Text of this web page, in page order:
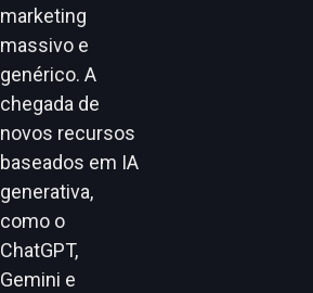
marketing
massivo e
genérico. A
chegada de
novos recursos
baseados em IA
generativa,
como o
ChatGPT,
Gemini e